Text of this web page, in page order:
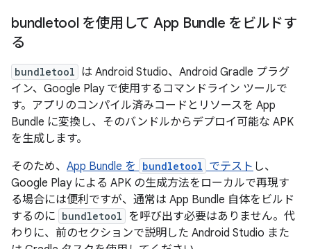
bundletool を使用して App Bundle をビルドす
る
bundletool は Android Studio、Android Gradle プラグ
イン、Google Play で使用するコマンドライン ツールで
す。アプリのコンパイル済みコードとリソースを App
Bundle に変換し、そのバンドルからデプロイ可能な APK
を生成します。
そのため、 App Bundle を bundletool でテスト し、
Google Play による APK の生成方法をローカルで再現す
る場合には便利ですが、通常は App Bundle 自体をビルド
するのに bundletool を呼び出す必要はありません。代
わりに、前のセクションで説明した Android Studio また